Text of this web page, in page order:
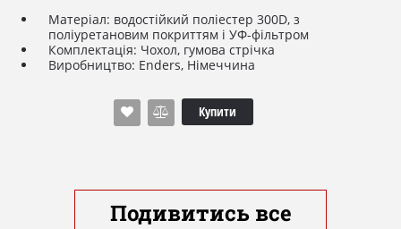
Матеріал: водостійкий поліестер 300D, з
поліуретановим покриттям і УФ-фільтром
Комплектація: Чохол, гумова стрічка
Виробництво: Enders, Німеччина
Купити
Подивитись все